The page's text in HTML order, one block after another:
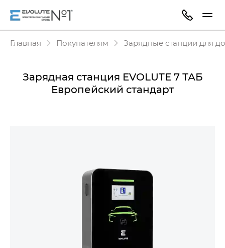
Главная Покупателям Зарядные станции для
Зарядная станция EVOLUTE 7 ТАБ
Европейский стандарт